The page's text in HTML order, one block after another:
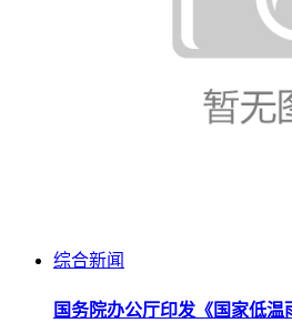
综合新闻
国务院办公厅印发《国家低温